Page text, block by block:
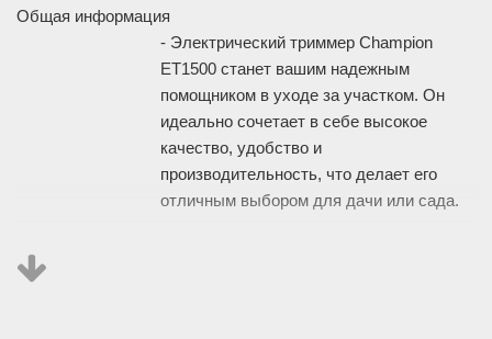
Общая информация
- Электрический триммер Champion
ET1500 станет вашим надежным
помощником в уходе за участком. Он
идеально сочетает в себе высокое
качество, удобство и
производительность, что делает его
отличным выбором для дачи или сада.